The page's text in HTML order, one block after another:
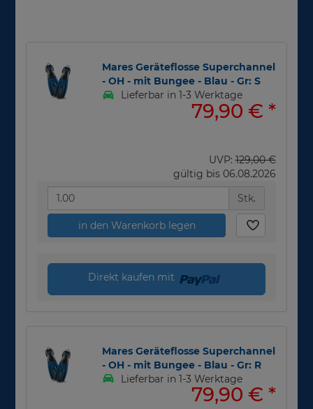
Mares Geräteflosse Superchannel
- OH - mit Bungee - Blau - Gr: S
Lieferbar in 1-3 Werktage
79,90 € *
UVP:129,00 €
gültig bis 06.08.2026
Stk.
in den Warenkorb legen
Direkt kaufen mit
Mares Geräteflosse Superchannel
- OH - mit Bungee - Blau - Gr: R
Lieferbar in 1-3 Werktage
79,90 € *